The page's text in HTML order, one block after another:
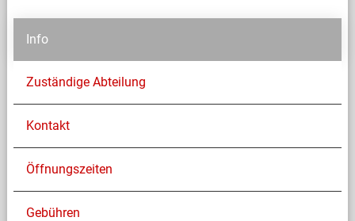
Info
Zuständige Abteilung
Kontakt
Öffnungszeiten
Gebühren